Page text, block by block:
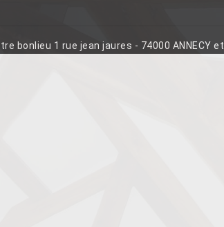
bonlieu 1 rue jean jaures - 74000 ANNECY